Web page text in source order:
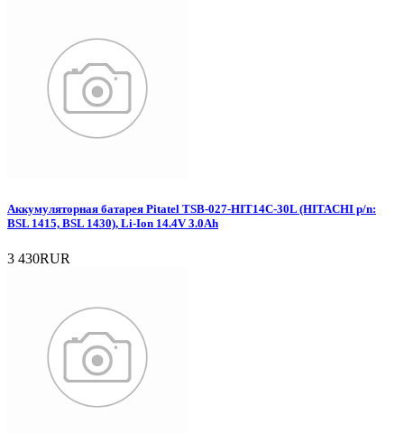
Аккумуляторная батарея Pitatel TSB-027-HIT14C-30L (HITACHI p/n:
BSL 1415, BSL 1430), Li-Ion 14.4V 3.0Ah
3 430RUR